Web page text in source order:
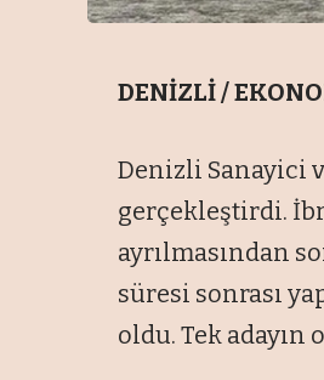
DENİZLİ /
Denizli Sanayici
gerçekleştirdi.
ayrılmasından
süresi sonrası
oldu. Tek